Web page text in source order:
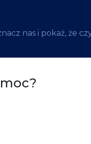
nas i pokaż, że